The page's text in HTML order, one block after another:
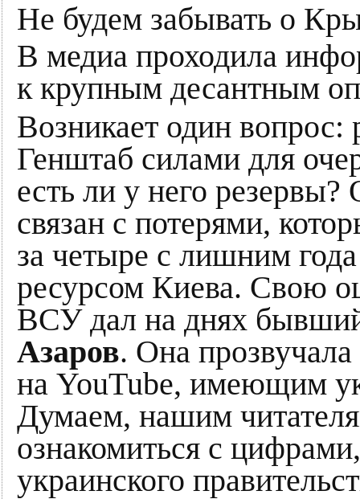
Не будем забывать о
В медиа проходила
к крупным десантным
Возникает один вопрос:
Генштаб силами для
есть ли у него резервы?
связан с потерями,
за четыре с лишним
ресурсом Киева. Свою
ВСУ дал на днях
Азаров. Она
на YouTube, имеющим
Думаем, нашим
ознакомиться с
украинского